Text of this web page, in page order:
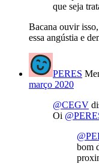
que seja
Bacana ouvir
essa angústia e
PERES
março 2020
@CEGV
Oi
bom